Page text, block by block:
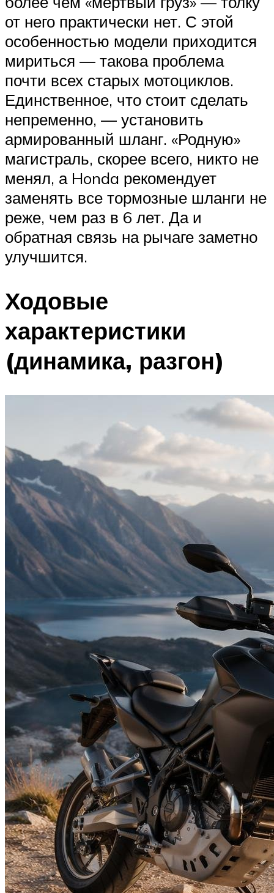
от него практически нет. С этой
особенностью модели приходится
мириться — такова проблема
почти всех старых мотоциклов.
Единственное, что стоит сделать
непременно, — установить
армированный шланг. «Родную»
магистраль, скорее всего, никто не
менял, а Honda рекомендует
заменять все тормозные шланги не
реже, чем раз в 6 лет. Да и
обратная связь на рычаге заметно
улучшится.
Ходовые
характеристики
(динамика, разгон)